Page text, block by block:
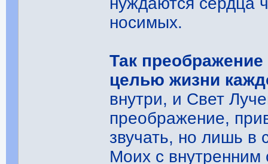
носимых.
Так
целью жизни
внутри, и Свет
преображение,
звучать, но лишь в
Моих с внутренним